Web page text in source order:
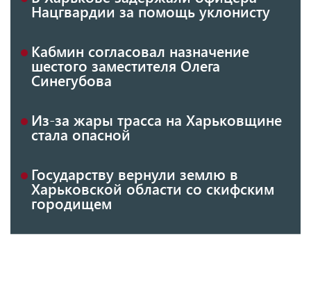
Нацгвардии за помощь уклонисту
Кабмин согласовал назначение
шестого заместителя Олега
Синегубова
Из-за жары трасса на Харьковщине
стала опасной
Государству вернули землю в
Харьковской области со скифским
городищем